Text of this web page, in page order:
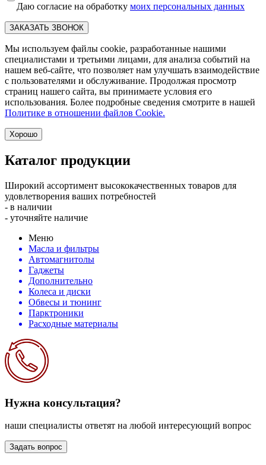
Даю согласие на обработку моих персональных данных
ЗАКАЗАТЬ ЗВОНОК
Мы используем файлы cookie, разработанные нашими
специалистами и третьими лицами, для анализа событий на
нашем веб-сайте, что позволяет нам улучшать взаимодействие
с пользователями и обслуживание. Продолжая просмотр
страниц нашего сайта, вы принимаете условия его
использования. Более подробные сведения смотрите в нашей
Политике в отношении файлов Cookie.
Хорошо
Каталог продукции
Широкий ассортимент высококачественных товаров для
удовлетворения ваших потребностей
- в наличии
- уточняйте наличие
Меню
Масла и фильтры
Автомагнитолы
Гаджеты
Дополнительно
Колеса и диски
Обвесы и тюнинг
Парктроники
Расходные материалы
Нужна консультация?
наши специалисты ответят на любой интересующий вопрос
Задать вопрос